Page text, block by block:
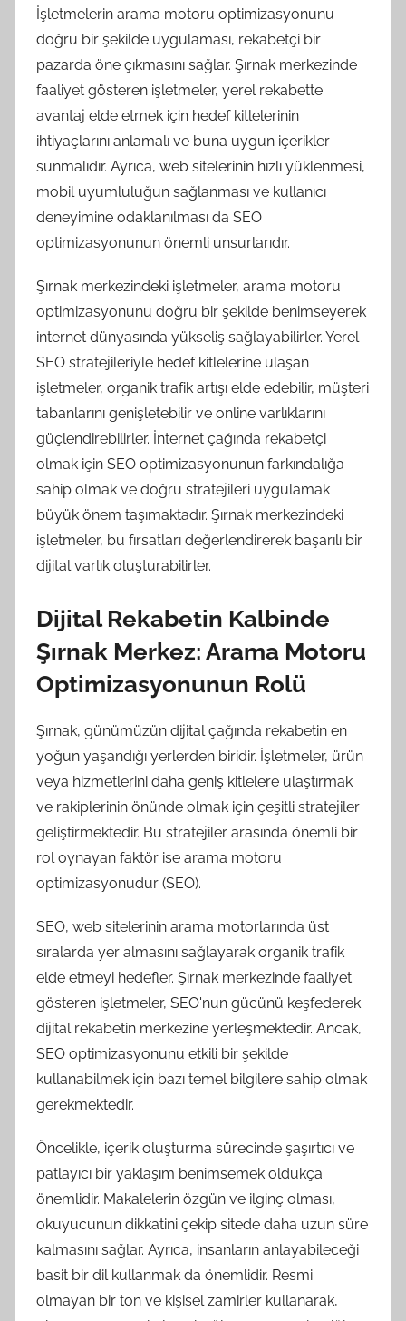
İşletmelerin arama motoru optimizasyonunu
doğru bir şekilde uygulaması, rekabetçi bir
pazarda öne çıkmasını sağlar. Şırnak merkezinde
faaliyet gösteren işletmeler, yerel rekabette
avantaj elde etmek için hedef kitlelerinin
ihtiyaçlarını anlamalı ve buna uygun içerikler
sunmalıdır. Ayrıca, web sitelerinin hızlı yüklenmesi,
mobil uyumluluğun sağlanması ve kullanıcı
deneyimine odaklanılması da SEO
optimizasyonunun önemli unsurlarıdır.
Şırnak merkezindeki işletmeler, arama motoru
optimizasyonunu doğru bir şekilde benimseyerek
internet dünyasında yükseliş sağlayabilirler. Yerel
SEO stratejileriyle hedef kitlelerine ulaşan
işletmeler, organik trafik artışı elde edebilir, müşteri
tabanlarını genişletebilir ve online varlıklarını
güçlendirebilirler. İnternet çağında rekabetçi
olmak için SEO optimizasyonunun farkındalığa
sahip olmak ve doğru stratejileri uygulamak
büyük önem taşımaktadır. Şırnak merkezindeki
işletmeler, bu fırsatları değerlendirerek başarılı bir
dijital varlık oluşturabilirler.
Dijital Rekabetin Kalbinde
Şırnak Merkez: Arama Motoru
Optimizasyonunun Rolü
Şırnak, günümüzün dijital çağında rekabetin en
yoğun yaşandığı yerlerden biridir. İşletmeler, ürün
veya hizmetlerini daha geniş kitlelere ulaştırmak
ve rakiplerinin önünde olmak için çeşitli stratejiler
geliştirmektedir. Bu stratejiler arasında önemli bir
rol oynayan faktör ise arama motoru
optimizasyonudur (SEO).
SEO, web sitelerinin arama motorlarında üst
sıralarda yer almasını sağlayarak organik trafik
elde etmeyi hedefler. Şırnak merkezinde faaliyet
gösteren işletmeler, SEO'nun gücünü keşfederek
dijital rekabetin merkezine yerleşmektedir. Ancak,
SEO optimizasyonunu etkili bir şekilde
kullanabilmek için bazı temel bilgilere sahip olmak
gerekmektedir.
Öncelikle, içerik oluşturma sürecinde şaşırtıcı ve
patlayıcı bir yaklaşım benimsemek oldukça
önemlidir. Makalelerin özgün ve ilginç olması,
okuyucunun dikkatini çekip sitede daha uzun süre
kalmasını sağlar. Ayrıca, insanların anlayabileceği
basit bir dil kullanmak da önemlidir. Resmi
olmayan bir ton ve kişisel zamirler kullanarak,